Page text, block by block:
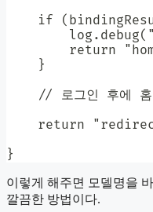
if
return
    }
// 로그인 후에 홈
return
}
이렇게 해주면 모델명을
깔끔한 방법이다.